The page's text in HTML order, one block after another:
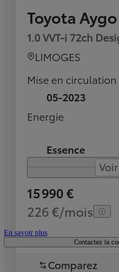
Toyota
1.0 VVT-i 72ch
LIMOGES
Mise en circulation
05-2023
Energie
Essence
15 990 €
226 €/mois
En savoir plus
Contactez la
Comparez